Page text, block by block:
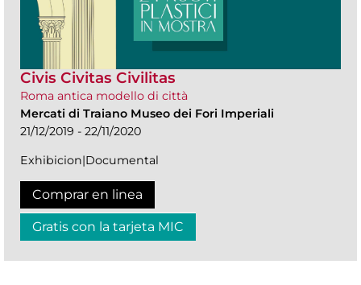
Civis Civitas Civilitas
Roma antica modello di città
Mercati di Traiano Museo dei Fori Imperiali
21/12/2019 - 22/11/2020
Exhibicion|Documental
Comprar en linea
Gratis con la tarjeta MIC